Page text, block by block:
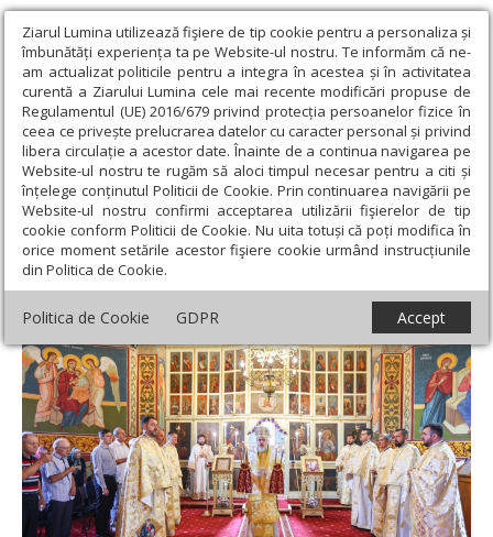
Ziarul Lumina utilizează fişiere de tip cookie pentru a personaliza și
îmbunătăți experiența ta pe Website-ul nostru. Te informăm că ne-
am actualizat politicile pentru a integra în acestea și în activitatea
curentă a Ziarului Lumina cele mai recente modificări propuse de
Regulamentul (UE) 2016/679 privind protecția persoanelor fizice în
ceea ce privește prelucrarea datelor cu caracter personal și privind
libera circulație a acestor date. Înainte de a continua navigarea pe
Website-ul nostru te rugăm să aloci timpul necesar pentru a citi și
înțelege conținutul Politicii de Cookie. Prin continuarea navigării pe
Website-ul nostru confirmi acceptarea utilizării fişierelor de tip
cookie conform Politicii de Cookie. Nu uita totuși că poți modifica în
orice moment setările acestor fişiere cookie urmând instrucțiunile
din Politica de Cookie.
Politica de Cookie GDPR Accept
Ziarul Lumina › Actualitate religioasă › Știri › Binecuvântare
pentru credincioșii din localitatea buzoiană C.A. Rosetti
Binecuvântare pentru credincioșii din
localitatea buzoiană C.A. Rosetti